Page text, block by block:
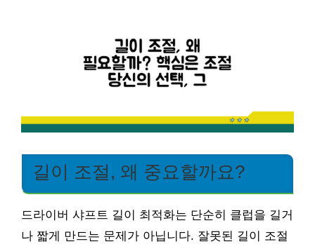
길이 조절, 왜 중요할까요?
드라이버 샤프트 길이 최적화는 단순히 클럽을 길거
나 짧게 만드는 문제가 아닙니다. 잘못된 길이 조절